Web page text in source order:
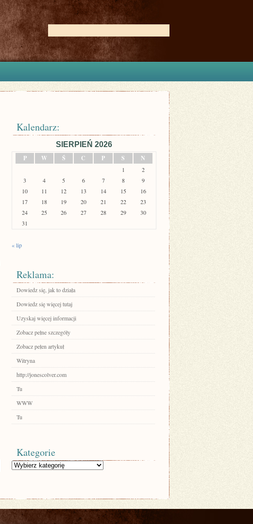
Kalendarz:
SIERPIEŃ 2026
P
W Ś C P S N
1
2
3
4 5 6 7 8
9
10
11 12 13 14 15
16
17
18 19 20 21 22
23
24
25 26 27 28 29
30
31
« lip
Reklama:
Dowiedz się, jak to działa
Dowiedz się więcej tutaj
Uzyskaj więcej informacji
Zobacz pełne szczegóły
Zobacz pełen artykuł
Witryna
http://jonescolver.com
Tu
WWW
Tu
Kategorie
Kategorie